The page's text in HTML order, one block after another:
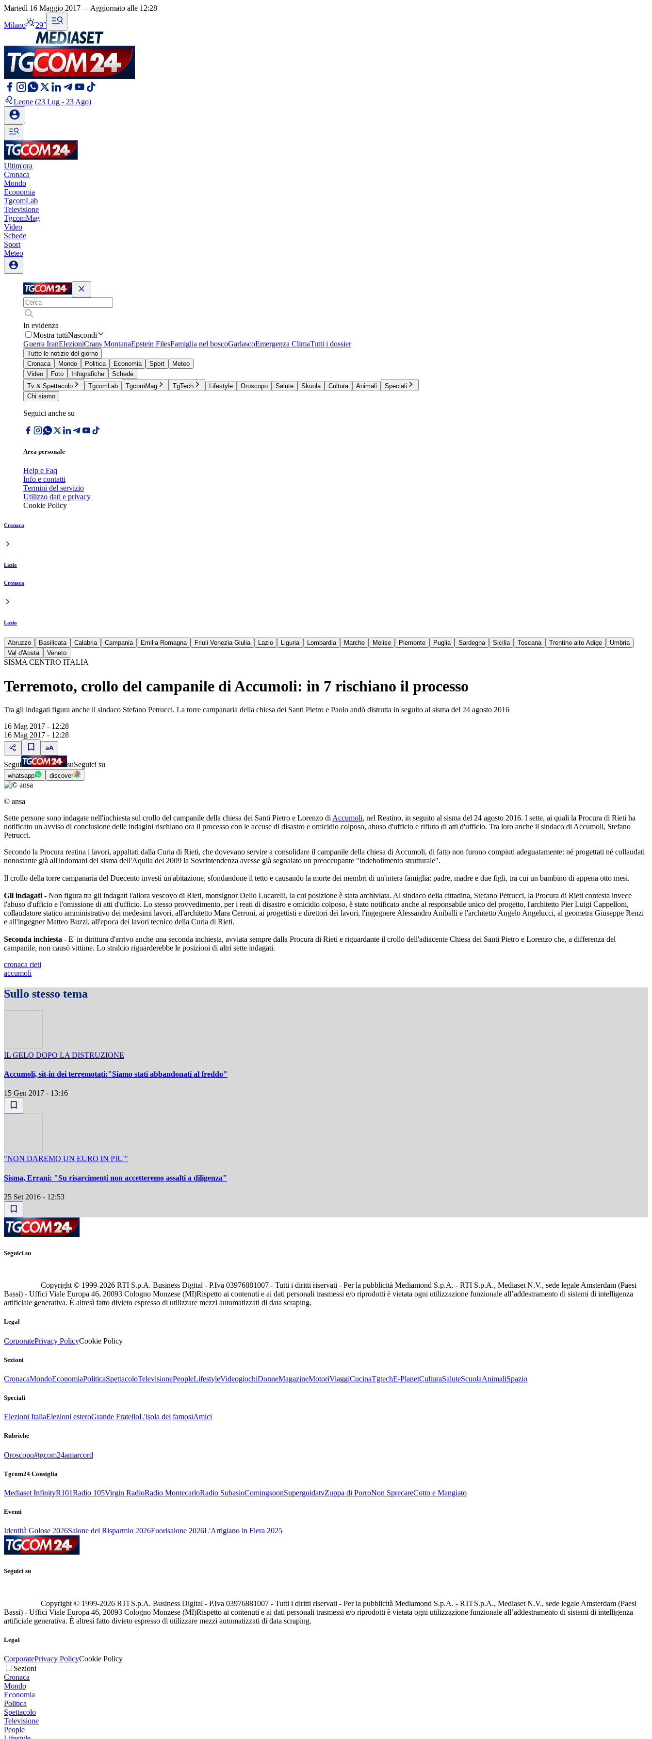
Martedì 16 Maggio 2017 - Aggiornato alle 12:28
Milano 29°
Leone (23 Lug - 23 Ago)
Ultim'ora
Cronaca
Mondo
Economia
TgcomLab
Televisione
TgcomMag
Video
Schede
Sport
Meteo
In evidenza
Mostra tuttiNascondi
Guerra IranElezioniCrans MontanaEpstein FilesFamiglia nel boscoGarlascoEmergenza ClimaTutti i dossier
Tutte le notizie del giorno
Cronaca
Mondo Politica Economia Sport
Meteo
Video
Foto Infografiche
Schede
Tv & Spettacolo
TgcomLab TgcomMag TgTech Lifestyle Oroscopo Salute Skuola Cultura Animali
Speciali
Chi siamo
Seguici anche su
Area personale
Help e Faq
Info e contatti
Termini del servizio
Utilizzo dati e privacy
Cookie Policy
Cronaca
Lazio
Cronaca
Lazio
Abruzzo Basilicata Calabria Campania Emilia Romagna Friuli Venezia Giulia Lazio Liguria Lombardia Marche Molise Piemonte Puglia Sardegna Sicilia Toscana Trentino alto Adige
Umbria
Val d'Aosta
Veneto
SISMA CENTRO ITALIA
Terremoto, crollo del campanile di Accumoli: in 7 rischiano il processo
Tra gli indagati figura anche il sindaco Stefano Petrucci. La torre campanaria della chiesa dei Santi Pietro e Paolo andò distrutta in seguito al sisma del 24 agosto 2016
16 Mag 2017 - 12:28
16 Mag 2017 - 12:28
Segui suSeguici su
whatsapp discover
© ansa
Sette persone sono indagate nell'inchiesta sul crollo del campanile della chiesa dei Santi Pietro e Lorenzo di Accumoli, nel Reatino, in seguito al sisma del 24 agosto 2016. I sette, ai quali la Procura di Rieti ha
notificato un avviso di conclusione delle indagini rischiano ora il processo con le accuse di disastro e omicidio colposo, abuso d'ufficio e rifiuto di atti d'ufficio. Tra loro anche il sindaco di Accumoli, Stefano
Petrucci.
Secondo la Procura reatina i lavori, appaltati dalla Curia di Rieti, che dovevano servire a consolidare il campanile della chiesa di Accumoli, di fatto non furono compiuti adeguatamente: né progettati né collaudati
nonostante già all'indomani del sisma dell'Aquila del 2009 la Sovrintendenza avesse già segnalato un preoccupante "indebolimento strutturale".
Il crollo della torre campanaria del Duecento investì un'abitazione, sfondandone il tetto e causando la morte dei membri di un'intera famiglia: padre, madre e due figli, tra cui un bambino di appena otto mesi.
Gli indagati - Non figura tra gli indagati l'allora vescovo di Rieti, monsignor Delio Lucarelli, la cui posizione è stata archiviata. Al sindaco della cittadina, Stefano Petrucci, la Procura di Rieti contesta invece
l'abuso d'ufficio e l'omissione di atti d'ufficio. Lo stesso provvedimento, per i reati di disastro e omicidio colposo, è stato notificato anche al responsabile unico del progetto, l'architetto Pier Luigi Cappelloni,
collaudatore statico amministrativo dei medesimi lavori, all'architetto Mara Cerroni, ai progettisti e direttori dei lavori, l'ingegnere Alessandro Aniballi e l'architetto Angelo Angelucci, al geometra Giuseppe Renzi
e all'ingegner Matteo Buzzi, all'epoca dei lavori tecnico della Curia di Rieti.
Seconda inchiesta - E' in dirittura d'arrivo anche una seconda inchiesta, avviata sempre dalla Procura di Rieti e riguardante il crollo dell'adiacente Chiesa dei Santi Pietro e Lorenzo che, a differenza del
campanile, non causò vittime. Lo stralcio riguarderebbe le posizioni di altri sette indagati.
cronaca rieti
accumoli
Sullo stesso tema
IL GELO DOPO LA DISTRUZIONE
Accumoli, sit-in dei terremotati:"Siamo stati abbandonati al freddo"
15 Gen 2017 - 13:16
"NON DAREMO UN EURO IN PIU'"
Sisma, Errani: "Su risarcimenti non accetteremo assalti a diligenza"
25 Set 2016 - 12:53
Seguici su
Copyright © 1999-2026 RTI S.p.A. Business Digital - P.Iva 03976881007 - Tutti i diritti riservati - Per la pubblicità Mediamond S.p.A. - RTI S.p.A., Mediaset N.V., sede legale Amsterdam (Paesi
Bassi) - Uffici Viale Europa 46, 20093 Cologno Monzese (MI)Rispetto ai contenuti e ai dati personali trasmessi e/o riprodotti è vietata ogni utilizzazione funzionale all’addestramento di sistemi di intelligenza
artificiale generativa. È altresì fatto divieto espresso di utilizzare mezzi automatizzati di data scraping.
Legal
CorporatePrivacy PolicyCookie Policy
Sezioni
CronacaMondoEconomiaPoliticaSpettacoloTelevisionePeopleLifestyleVideogiochiDonneMagazineMotoriViaggiCucinaTgtechE-PlanetCulturaSaluteScuolaAnimaliSpazio
Speciali
Elezioni ItaliaElezioni esteroGrande FratelloL'isola dei famosiAmici
Rubriche
Oroscopo#tgcom24amarcord
Tgcom24 Consiglia
Mediaset InfinityR101Radio 105Virgin RadioRadio MontecarloRadio SubasioComingsoonSuperguidatvZuppa di PorroNon SprecareCotto e Mangiato
Eventi
Identità Golose 2026Salone del Risparmio 2026Fuorisalone 2026L'Artigiano in Fiera 2025
Seguici su
Copyright © 1999-2026 RTI S.p.A. Business Digital - P.Iva 03976881007 - Tutti i diritti riservati - Per la pubblicità Mediamond S.p.A. - RTI S.p.A., Mediaset N.V., sede legale Amsterdam (Paesi
Bassi) - Uffici Viale Europa 46, 20093 Cologno Monzese (MI)Rispetto ai contenuti e ai dati personali trasmessi e/o riprodotti è vietata ogni utilizzazione funzionale all’addestramento di sistemi di intelligenza
artificiale generativa. È altresì fatto divieto espresso di utilizzare mezzi automatizzati di data scraping.
Legal
CorporatePrivacy PolicyCookie Policy
Sezioni
Cronaca
Mondo
Economia
Politica
Spettacolo
Televisione
People